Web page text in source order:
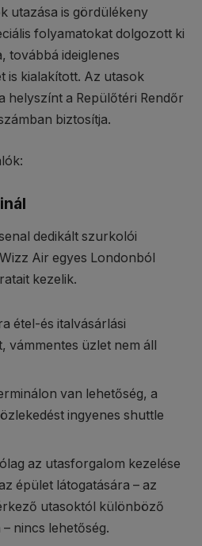
utazása is gördülékeny
folyamatokat dolgozott ki
továbbá ideiglenes
is kialakított. Az utasok
helyszínt a Repülőtéri Rendőr
biztosítja.
dedikált szurkolói
Air egyes Londonból
kezelik.
étel-és italvásárlási
vámmentes üzlet nem áll
van lehetőség, a
ingyenes shuttle
az utasforgalom kezelése
épület látogatására – az
utasoktól különböző
nincs lehetőség.